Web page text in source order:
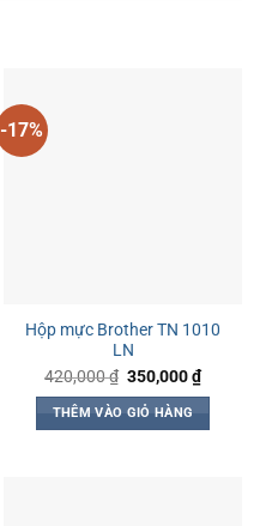
-17%
Hộp mực Brother TN 1010
LN
420,000₫ Giá
là:
420,000 ₫.
350,000₫Giá
hiện
THÊM VÀO GIỎ HÀNG